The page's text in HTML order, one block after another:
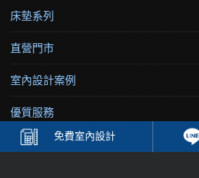
免費室內設計
床墊系列
直營門市
室內設計案例
優質服務
客戶服務